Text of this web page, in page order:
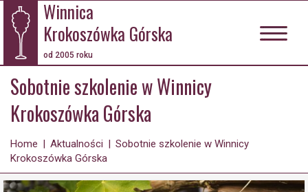
Winnica
Krokoszówka Górska
od 2005 roku
Sobotnie szkolenie w Winnicy
Krokoszówka Górska
Home | Aktualności | Sobotnie szkolenie w Winnicy
Krokoszówka Górska